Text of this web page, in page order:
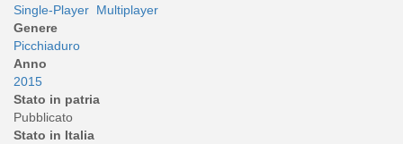
Single-Player Multiplayer
Genere
Picchiaduro
Anno
2015
Stato in patria
Pubblicato
Stato in Italia